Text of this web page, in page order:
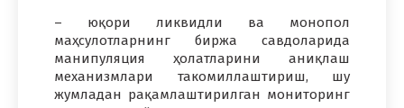
– юқори ликвидли ва монопол
маҳсулотларнинг биржа савдоларида
манипуляция ҳолатларини аниқлаш
механизмлари такомиллаштириш, шу
жумладан рақамлаштирилган мониторинг